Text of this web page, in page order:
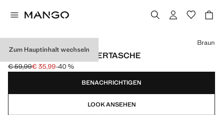
Zum Hauptinhalt wechseln
HOLZPERLEN-SCHULTERTASCHE
Ausgangspreis durchgestrichen [€ 59,99 ]
€ 59,99
Aktueller Preis [€ 35,99 ]
€ 35,99-40 %
Wählen Sie eine Farbe
Braun
BENACHRICHTIGEN
LOOK ANSEHEN